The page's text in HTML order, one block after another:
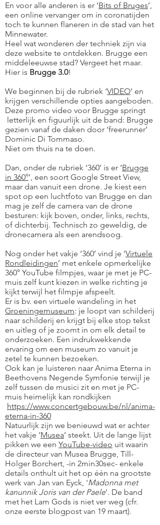
En voor alle anderen is er ‘Bits of Bruges’,
een online vervanger om in coronatijden
toch te kunnen flaneren in de stad van het
Minnewater.
Heel wat wonderen der techniek zijn via
deze website te ontdekken. Brugge een
middeleeuwse stad? Vergeet het maar.
Hier is Brugge 3.0!
We beginnen bij de rubriek ‘VIDEO’ en
krijgen verschillende opties aangeboden.
Deze promo video voor Brugge springt
letterlijk en figuurlijk uit de band: Brugge
gezien vanaf de daken door ‘freerunner’
Dominic Di Tommaso.
Niet om thuis na te doen.
Dan, onder de rubriek ‘360’ is er ‘Brugge
in 360°’, een soort Google Street View,
maar dan vanuit een drone. Je kiest een
spot op een luchtfoto van Brugge en dan
mag je zelf de camera van de drone
besturen: kijk boven, onder, links, rechts,
of dichterbij. Technisch zo geweldig, de
dronecamera als een arendsoog.
Nog onder het vakje ‘360’ vind je ‘Virtuele
Rondleidingen’ met enkele opmerkelijke
360° YouTube filmpjes, waar je met je PC-
muis zelf kunt kiezen in welke richting je
kijkt terwijl het filmpje afspeelt.
Er is bv. een virtuele wandeling in het
Groeningemuseum: je loopt van schilderij
naar schilderij en krijgt bij elke stop tekst
en uitleg of je zoomt in om elk detail te
onderzoeken. Een indrukwekkende
ervaring om een museum zo vanuit je
zetel te kunnen bezoeken.
Ook kan je luisteren naar Anima Eterna in
Beethovens Negende Symfonie terwijl je
zelf tussen de musici zit en met je PC-
muis heimelijk kan rondkijken
https://www.concertgebouw.be/nl/anima-
eterna-in-360
Natuurlijk zijn we benieuwd wat er achter
het vakje ‘Musea’ steekt. Uit de lange lijst
pikken we een YouTube-video uit waarin
de directeur van Musea Brugge, Till-
Holger Borchert, -in 2min30sec- enkele
details onthult uit het op één na grootste
werk van Jan van Eyck, 'Madonna met
kanunnik Joris van der Paele'. De band
met het Lam Gods is niet ver weg (cfr.
onze eerste blogpost van 19 maart).